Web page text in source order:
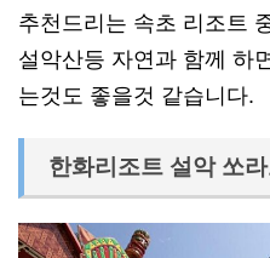
추천드리는 속초 리조트
설악산등 자연과 함께 하
는것도 좋을것 같습니다.
한화리조트 설악 쏘